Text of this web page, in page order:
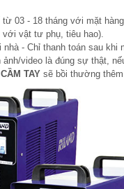
từ 03 - 18 tháng với mặt
vật tư phụ, tiêu hao).
nhà - Chỉ thanh toán sau khi
ảnh/video là đúng sự thật,
TAY sẽ bồi thường